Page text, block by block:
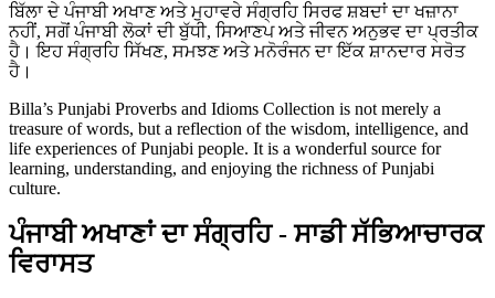
ਬਿੱਲਾ ਦੇ ਪੰਜਾਬੀ ਅਖਾਣ ਅਤੇ ਮੁਹਾਵਰੇ ਸੰਗ੍ਰਹਿ ਸਿਰਫ ਸ਼ਬਦਾਂ ਦਾ ਖਜ਼ਾਨਾ
ਨਹੀਂ, ਸਗੋਂ ਪੰਜਾਬੀ ਲੋਕਾਂ ਦੀ ਬੁੱਧੀ, ਸਿਆਣਪ ਅਤੇ ਜੀਵਨ ਅਨੁਭਵ ਦਾ ਪ੍ਰਤੀਕ
ਹੈ। ਇਹ ਸੰਗ੍ਰਹਿ ਸਿੱਖਣ, ਸਮਝਣ ਅਤੇ ਮਨੋਰੰਜਨ ਦਾ ਇੱਕ ਸ਼ਾਨਦਾਰ ਸਰੋਤ
ਹੈ।
Billa’s Punjabi Proverbs and Idioms Collection is not merely a
treasure of words, but a reflection of the wisdom, intelligence, and
life experiences of Punjabi people. It is a wonderful source for
learning, understanding, and enjoying the richness of Punjabi
culture.
ਪੰਜਾਬੀ ਅਖਾਣਾਂ ਦਾ ਸੰਗ੍ਰਹਿ - ਸਾਡੀ ਸੱਭਿਆਚਾਰਕ
ਵਿਰਾਸਤ